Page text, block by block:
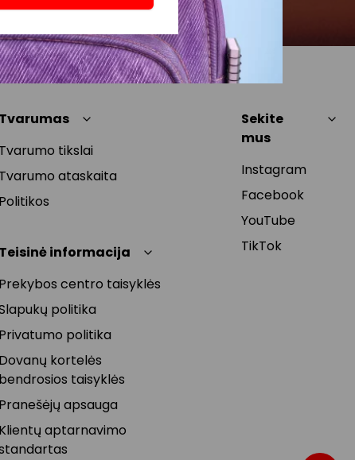
Tvarumas
Tvarumo tikslai
Tvarumo ataskaita
Politikos
Teisinė informacija
Prekybos centro taisyklės
politika
Privatumo politika
Dovanų kortelės
bendrosios taisyklės
Pranešėjų apsauga
Klientų aptarnavimo
Sekite
mus
Instagram
Facebook
YouTube
TikTok